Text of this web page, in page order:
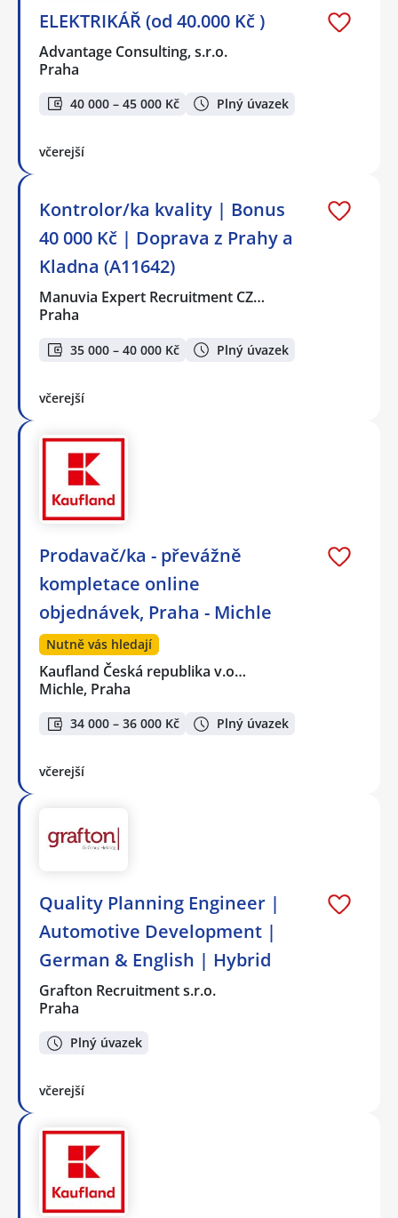
ELEKTRIKÁŘ (od 40.000 Kč )
Advantage Consulting, s.r.o.
Praha
40 000 – 45 000 Kč Plný úvazek
včerejší
Kontrolor/ka kvality | Bonus
40 000 Kč | Doprava z Prahy a
Kladna (A11642)
Manuvia Expert Recruitment CZ…
Praha
35 000 – 40 000 Kč Plný úvazek
včerejší
Prodavač/ka - převážně
kompletace online
objednávek, Praha - Michle
Nutně vás hledají
Kaufland Česká republika v.o…
Michle, Praha
34 000 – 36 000 Kč Plný úvazek
včerejší
Quality Planning Engineer |
Automotive Development |
German & English | Hybrid
Grafton Recruitment s.r.o.
Praha
Plný úvazek
včerejší